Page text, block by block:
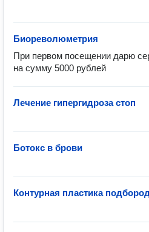
Биореволюметрия
При первом посещении дарю
на сумму 5000 рублей
Лечение гипергидроза стоп
Ботокс в брови
Контурная пластика